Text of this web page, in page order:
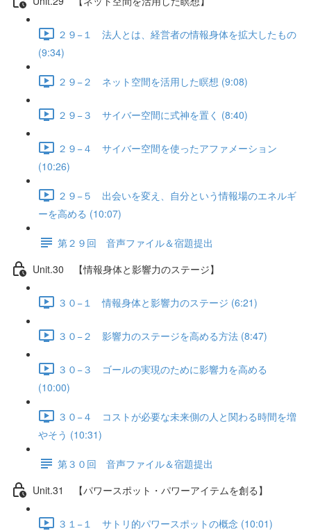
２９−１ 法人とは、経営者の情報身体を拡大したもの
(9:34)
２９−２ ネット空間を活用した瞑想 (9:08)
２９−３ サイバー空間に式神を置く (8:40)
２９−４ サイバー空間を使ったアファメーション
(10:26)
２９−５ 出会いを変え、自分という情報場のエネルギ
ーを高める (10:07)
第２９回 音声ファイル＆宿題提出
Unit.30 【情報身体と影響力のステージ】
３０−１ 情報身体と影響力のステージ (6:21)
３０−２ 影響力のステージを高める方法 (8:47)
３０−３ ゴールの実現のために影響力を高める
(10:00)
３０−４ コストが必要な未来側の人と関わる時間を増
やそう (10:31)
第３０回 音声ファイル＆宿題提出
Unit.31 【パワースポット・パワーアイテムを創る】
３１−１ サトリ的パワースポットの概念 (10:01)